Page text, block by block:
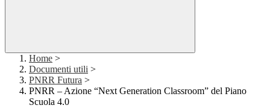
Home >
Documenti utili >
PNRR Futura >
PNRR – Azione “Next Generation Classroom” del Piano
Scuola 4.0